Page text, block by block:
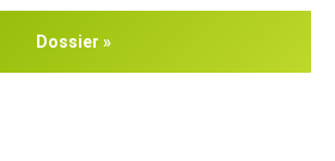
Dossier »